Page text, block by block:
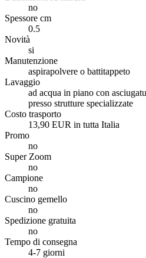
no
Spessore cm
0.5
Novità
si
Manutenzione
aspirapolvere o battitappeto
Lavaggio
ad acqua in piano con
presso strutture specializzate
Costo trasporto
13,90 EUR in tutta Italia
Promo
no
Super Zoom
no
Campione
no
Cuscino gemello
no
Spedizione gratuita
no
Tempo di consegna
4-7 giorni